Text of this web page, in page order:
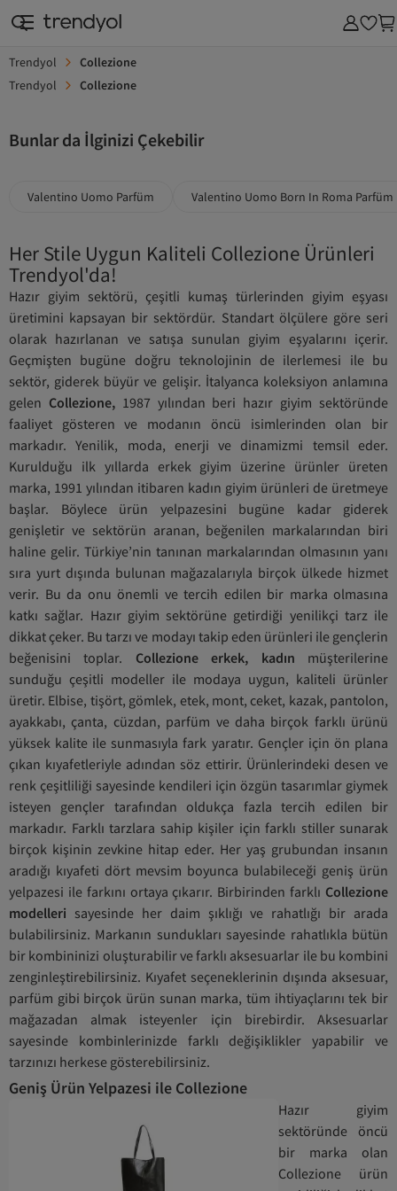
Trendyol
Collezione
Trendyol
Collezione
Bunlar da İlginizi Çekebilir
Valentino Uomo Parfüm Valentino Uomo Born In Roma Parfüm
Her Stile Uygun Kaliteli Collezione Ürünleri
Trendyol'da!
Hazır giyim sektörü, çeşitli kumaş türlerinden giyim eşyası
üretimini kapsayan bir sektördür. Standart ölçülere göre seri
olarak hazırlanan ve satışa sunulan giyim eşyalarını içerir.
Geçmişten bugüne doğru teknolojinin de ilerlemesi ile bu
sektör, giderek büyür ve gelişir. İtalyanca koleksiyon anlamına
gelen Collezione,1987 yılından beri hazır giyim sektöründe
faaliyet gösteren ve modanın öncü isimlerinden olan bir
markadır. Yenilik, moda, enerji ve dinamizmi temsil eder.
Kurulduğu ilk yıllarda erkek giyim üzerine ürünler üreten
marka, 1991 yılından itibaren kadın giyim ürünleri de üretmeye
başlar. Böylece ürün yelpazesini bugüne kadar giderek
genişletir ve sektörün aranan, beğenilen markalarından biri
haline gelir. Türkiye’nin tanınan markalarından olmasının yanı
sıra yurt dışında bulunan mağazalarıyla birçok ülkede hizmet
verir. Bu da onu önemli ve tercih edilen bir marka olmasına
katkı sağlar. Hazır giyim sektörüne getirdiği yenilikçi tarz ile
dikkat çeker. Bu tarzı ve modayı takip eden ürünleri ile gençlerin
beğenisini toplar. Collezione erkek, kadın müşterilerine
sunduğu çeşitli modeller ile modaya uygun, kaliteli ürünler
üretir. Elbise, tişört, gömlek, etek, mont, ceket, kazak, pantolon,
ayakkabı, çanta, cüzdan, parfüm ve daha birçok farklı ürünü
yüksek kalite ile sunmasıyla fark yaratır. Gençler için ön plana
çıkan kıyafetleriyle adından söz ettirir. Ürünlerindeki desen ve
renk çeşitliliği sayesinde kendileri için özgün tasarımlar giymek
isteyen gençler tarafından oldukça fazla tercih edilen bir
markadır. Farklı tarzlara sahip kişiler için farklı stiller sunarak
birçok kişinin zevkine hitap eder. Her yaş grubundan insanın
aradığı kıyafeti dört mevsim boyunca bulabileceği geniş ürün
yelpazesi ile farkını ortaya çıkarır. Birbirinden farklı Collezione
modelleri sayesinde her daim şıklığı ve rahatlığı bir arada
bulabilirsiniz. Markanın sundukları sayesinde rahatlıkla bütün
bir kombininizi oluşturabilir ve farklı aksesuarlar ile bu kombini
zenginleştirebilirsiniz. Kıyafet seçeneklerinin dışında aksesuar,
parfüm gibi birçok ürün sunan marka, tüm ihtiyaçlarını tek bir
mağazadan almak isteyenler için birebirdir. Aksesuarlar
sayesinde kombinlerinizde farklı değişiklikler yapabilir ve
tarzınızı herkese gösterebilirsiniz.
Geniş Ürün Yelpazesi ile Collezione
Hazır giyim
sektöründe öncü
bir marka olan
Collezione ürün